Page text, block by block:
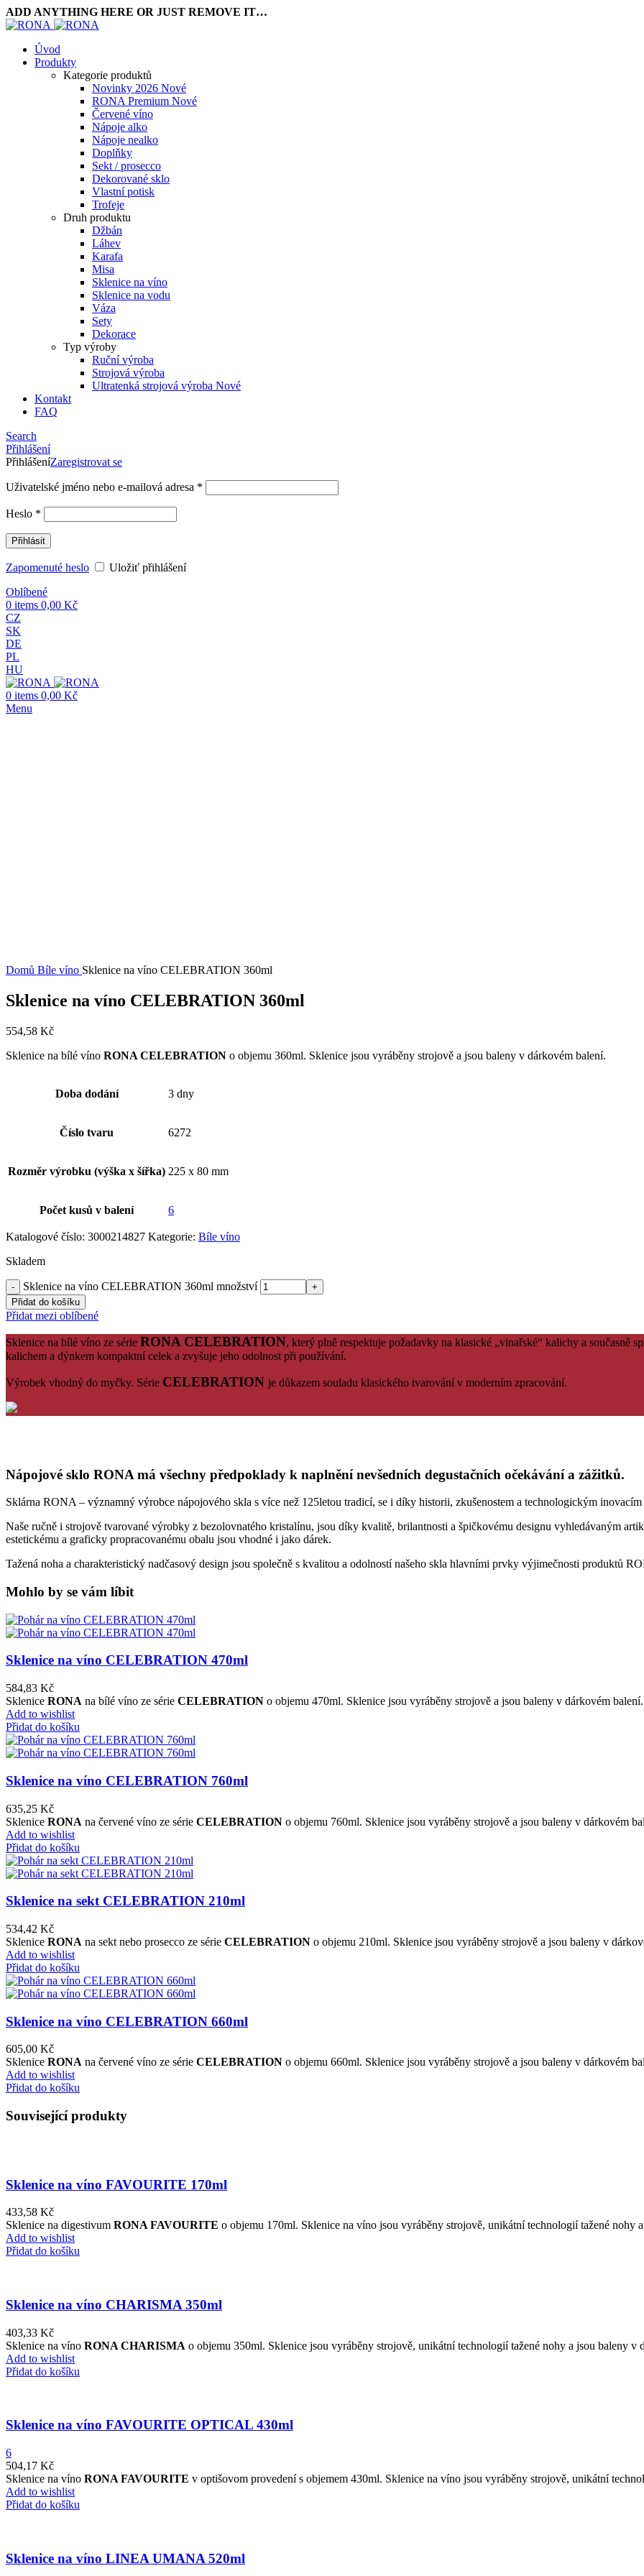
ADD ANYTHING HERE OR JUST REMOVE IT…
Úvod
Produkty
Kategorie produktů
Novinky 2026 Nové
RONA Premium Nové
Červené víno
Nápoje alko
Nápoje nealko
Doplňky
Sekt / prosecco
Dekorované sklo
Vlastní potisk
Trofeje
Druh produktu
Džbán
Láhev
Karafa
Misa
Sklenice na víno
Sklenice na vodu
Váza
Sety
Dekorace
Typ výroby
Ruční výroba
Strojová výroba
Ultratenká strojová výroba Nové
Kontakt
FAQ
Search
Přihlášení
PřihlášeníZaregistrovat se
Uživatelské jméno nebo e-mailová adresa *
Heslo *
Přihlásit
Zapomenuté heslo
Uložiť přihlášení
Oblíbené
0 items 0,00 Kč
CZ
SK
DE
PL
HU
0 items 0,00 Kč
Menu
Domů Bíle víno Sklenice na víno CELEBRATION 360ml
Sklenice na víno CELEBRATION 360ml
554,58 Kč
Sklenice na bílé víno RONA CELEBRATION o objemu 360ml. Sklenice jsou vyráběny strojově a jsou baleny v dárkovém balení.
Doba dodání 3 dny
Číslo tvaru 6272
Rozměr výrobku (výška x šířka) 225 x 80 mm
Počet kusů v balení 6
Katalogové číslo: 3000214827 Kategorie: Bíle víno
Skladem
Sklenice na víno CELEBRATION 360ml množství
Přidat do košíku
Přidat mezi oblíbené
Sklenice na bílé víno ze série RONA CELEBRATION, který plně respektuje požadavky na klasické „vinařské“ kalichy a současně
kalichem a dýnkem kompaktní celek a zvyšuje jeho odolnost při používání.
Výrobek vhodný do myčky. Série CELEBRATION je důkazem souladu klasického tvarování v moderním zpracování.
Nápojové sklo RONA má všechny předpoklady k naplnění nevšedních degustačních očekávání a zážitků.
Sklárna RONA – významný výrobce nápojového skla s více než 125letou tradicí, se i díky historii, zkušenostem a technologickým
Naše ručně i strojově tvarované výrobky z bezolovnatého kristalínu, jsou díky kvalitě, brilantnosti a špičkovému designu vyhledávaným
estetickému a graficky propracovanému obalu jsou vhodné i jako dárek.
Tažená noha a charakteristický nadčasový design jsou společně s kvalitou a odolností našeho skla hlavními prvky výjimečnosti produktů
Mohlo by se vám líbit
Sklenice na víno CELEBRATION 470ml
584,83 Kč
Sklenice RONA na bílé víno ze série CELEBRATION o objemu 470ml. Sklenice jsou vyráběny strojově a jsou baleny v dárkovém balení.
Add to wishlist
Přidat do košíku
Sklenice na víno CELEBRATION 760ml
635,25 Kč
Sklenice RONA na červené víno ze série CELEBRATION o objemu 760ml. Sklenice jsou vyráběny strojově a jsou baleny v dárkovém
Add to wishlist
Přidat do košíku
Sklenice na sekt CELEBRATION 210ml
534,42 Kč
Sklenice RONA na sekt nebo prosecco ze série CELEBRATION o objemu 210ml. Sklenice jsou vyráběny strojově a jsou baleny v
Add to wishlist
Přidat do košíku
Sklenice na víno CELEBRATION 660ml
605,00 Kč
Sklenice RONA na červené víno ze série CELEBRATION o objemu 660ml. Sklenice jsou vyráběny strojově a jsou baleny v dárkovém
Add to wishlist
Přidat do košíku
Související produkty
Sklenice na víno FAVOURITE 170ml
433,58 Kč
Sklenice na digestivum RONA FAVOURITE o objemu 170ml. Sklenice na víno jsou vyráběny strojově, unikátní technologií tažené nohy
Add to wishlist
Přidat do košíku
Sklenice na víno CHARISMA 350ml
403,33 Kč
Sklenice na víno RONA CHARISMA o objemu 350ml. Sklenice jsou vyráběny strojově, unikátní technologií tažené nohy a jsou baleny v
Add to wishlist
Přidat do košíku
Sklenice na víno FAVOURITE OPTICAL 430ml
6
504,17 Kč
Sklenice na víno RONA FAVOURITE v optišovom provedení s objemem 430ml. Sklenice na víno jsou vyráběny strojově, unikátní
Add to wishlist
Přidat do košíku
Sklenice na víno LINEA UMANA 520ml